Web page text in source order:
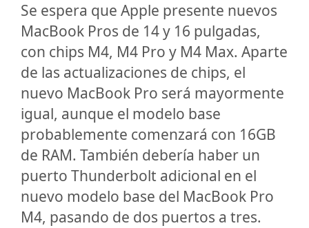
Se espera que Apple presente nuevos
MacBook Pros de 14 y 16 pulgadas,
con chips M4, M4 Pro y M4 Max. Aparte
de las actualizaciones de chips, el
nuevo MacBook Pro será mayormente
igual, aunque el modelo base
probablemente comenzará con 16GB
de RAM. También debería haber un
puerto Thunderbolt adicional en el
nuevo modelo base del MacBook Pro
M4, pasando de dos puertos a tres.